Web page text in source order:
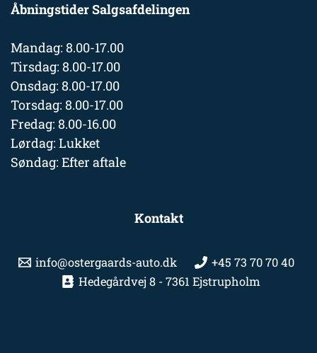
Åbningstider Salgsafdelingen
Mandag: 8.00-17.00
Tirsdag: 8.00-17.00
Onsdag: 8.00-17.00
Torsdag: 8.00-17.00
Fredag: 8.00-16.00
Lørdag: Lukket
Søndag: Efter aftale
Kontakt
info@ostergaards-auto.dk
+45 73 70 70 40
Hedegårdvej 8 - 7361 Ejstrupholm